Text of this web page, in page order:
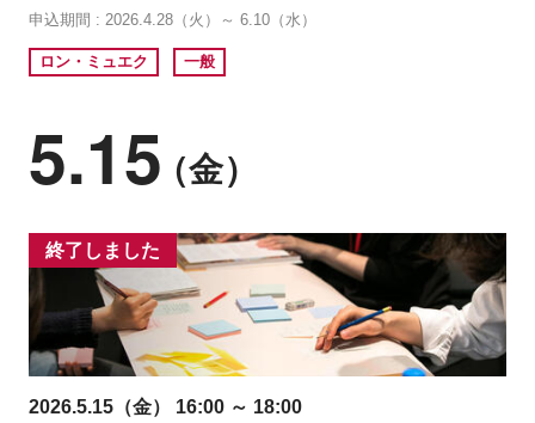
申込期間 : 2026.4.28（火）～ 6.10（水）
ロン・ミュエク 一般
5.15（金）
終了しました
2026.5.15（金） 16:00 ～ 18:00